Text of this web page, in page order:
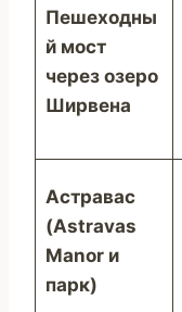
Пешеходны
й мост
через озеро
Ширвена
Астравас
(Astravas
Manor и
парк)